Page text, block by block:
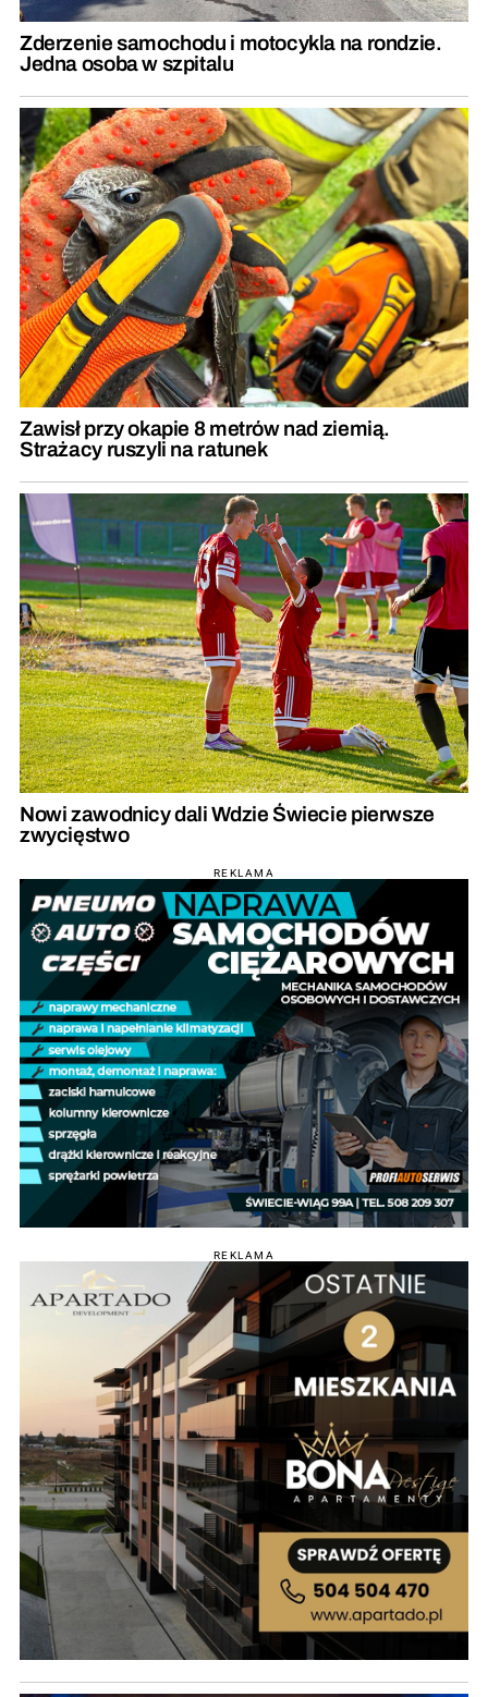
Zderzenie samochodu i motocykla na rondzie.
Jedna osoba w szpitalu
Zawisł przy okapie 8 metrów nad ziemią.
Strażacy ruszyli na ratunek
Nowi zawodnicy dali Wdzie Świecie pierwsze
zwycięstwo
REKLAMA
REKLAMA